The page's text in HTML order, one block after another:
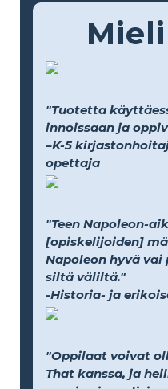
"Tuotetta
innoissaan ja
–K-5
opettaja
"Teen Napoleon-
[opiskelijoiden]
Napoleon hyvä vai
siltä väliltä."
-Historia- ja
"Oppilaat voivat
That kanssa, ja